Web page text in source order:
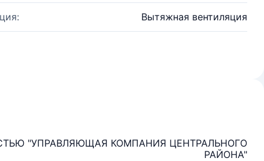
Вытяжная вентиляция
"УПРАВЛЯЮЩАЯ КОМПАНИЯ ЦЕНТРАЛЬНОГО
РАЙОНА"